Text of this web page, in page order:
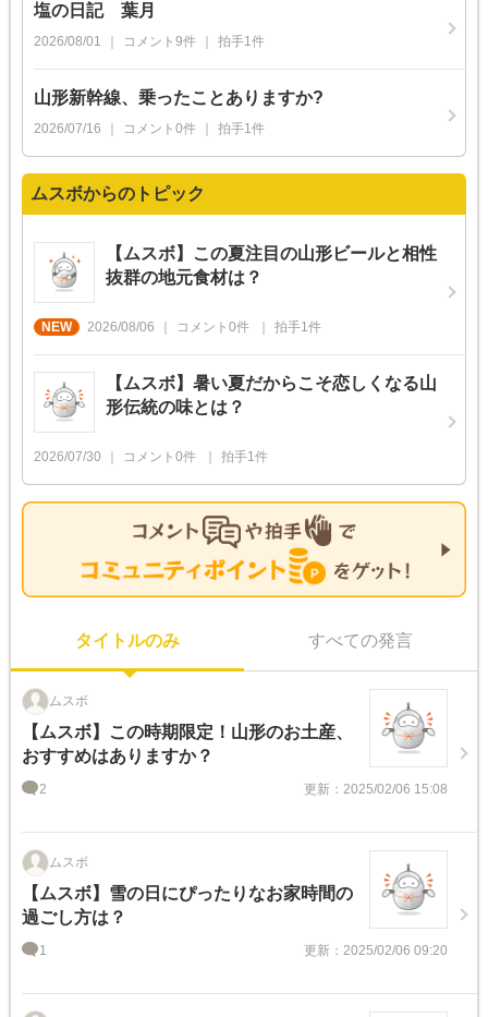
塩の日記 葉月
2026/08/01 コメント 9件 拍手1件
山形新幹線、乗ったことありますか?
2026/07/16 コメント 0件 拍手1件
ムスボからのトピック
【ムスボ】この夏注目の山形ビールと相性
抜群の地元食材は？
2026/08/06 コメント 0件 拍手1件
【ムスボ】暑い夏だからこそ恋しくなる山
形伝統の味とは？
2026/07/30 コメント 0件 拍手1件
タイトルのみ すべての発言
ムスボ
【ムスボ】この時期限定！山形のお土産、
おすすめはありますか？
2 更新：2025/02/06 15:08
ムスボ
【ムスボ】雪の日にぴったりなお家時間の
過ごし方は？
1 更新：2025/02/06 09:20